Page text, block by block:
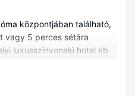
központjában található,
vagy 5 perces sétára
luxusszínvonalú hotel kb.